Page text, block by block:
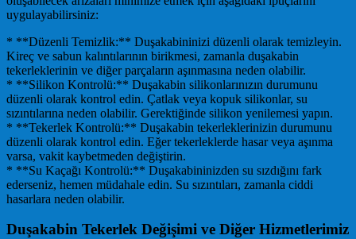
uygulayabilirsiniz:
* **Düzenli Temizlik:** Duşakabininizi düzenli olarak temizleyin.
Kireç ve sabun kalıntılarının birikmesi, zamanla duşakabin
tekerleklerinin ve diğer parçaların aşınmasına neden olabilir.
* **Silikon Kontrolü:** Duşakabin silikonlarınızın durumunu
düzenli olarak kontrol edin. Çatlak veya kopuk silikonlar, su
sızıntılarına neden olabilir. Gerektiğinde silikon yenilemesi yapın.
* **Tekerlek Kontrolü:** Duşakabin tekerleklerinizin durumunu
düzenli olarak kontrol edin. Eğer tekerleklerde hasar veya aşınma
varsa, vakit kaybetmeden değiştirin.
* **Su Kaçağı Kontrolü:** Duşakabininizden su sızdığını fark
ederseniz, hemen müdahale edin. Su sızıntıları, zamanla ciddi
hasarlara neden olabilir.
Duşakabin Tekerlek Değişimi ve Diğer Hizmetlerimiz